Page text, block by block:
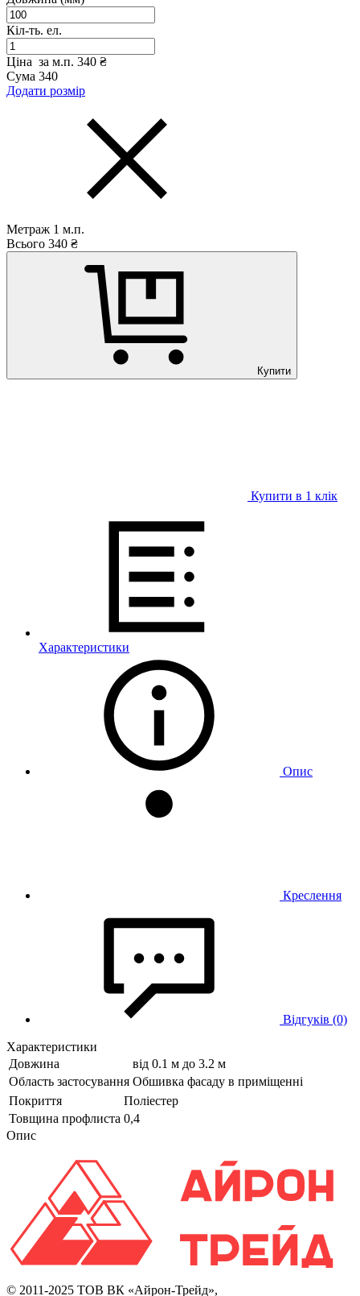
Кіл-ть. ел.
Ціна за м.п. 340 ₴
Сума 340
Додати розмір
Метраж 1 м.п.
Всього 340 ₴
Купити
Купити в 1 клiк
Характеристики
Опис
Креслення
Відгуків (0)
Характеристики
Довжина
від 0.1 м до 3.2 м
Область застосування Обшивка фасаду в приміщенні
Покриття
Поліестер
Товщина профлиста 0,4
Опис
© 2011-2025 ТОВ ВК «Айрон-Трейд»,